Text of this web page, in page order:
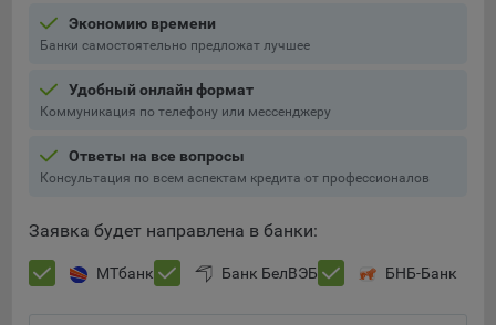
5.4. Создание и предоставление персонализированной
9.1. Технические (обязательные) файлы cookie, например,
применяемые при регистрации либо входе в систему, или
для оставления отзыва либо комментария. Данные файлы
cookie используются в целях обеспечения корректной
системах. Вместе с тем, пользователь может настроить
браузер, чтобы он блокировал такие файлы сookie или
уведомлял пользователя об их использовании — но в таком
Экономию времени
Банки самостоятельно предложат лучшее
Удобный онлайн формат
Коммуникация по телефону или мессенджеру
Ответы на все вопросы
Консультация по всем аспектам кредита от профессионалов
Заявка будет направлена в банки:
МТбанк Банк БелВЭБ БНБ-Банк